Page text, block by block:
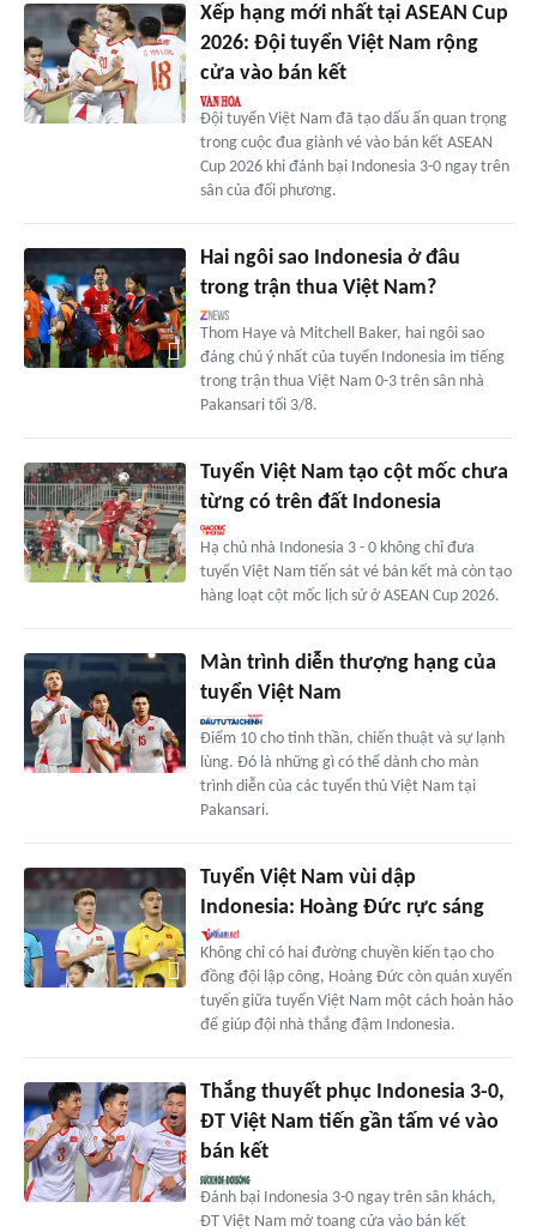
Xếp hạng mới nhất tại ASEAN Cup
2026: Đội tuyển Việt Nam rộng
cửa vào bán kết
Đội tuyển Việt Nam đã tạo dấu ấn quan trọng
trong cuộc đua giành vé vào bán kết ASEAN
Cup 2026 khi đánh bại Indonesia 3-0 ngay trên
sân của đối phương.
Hai ngôi sao Indonesia ở đâu
trong trận thua Việt Nam?
Thom Haye và Mitchell Baker, hai ngôi sao
đáng chú ý nhất của tuyển Indonesia im tiếng
trong trận thua Việt Nam 0-3 trên sân nhà
Pakansari tối 3/8.
Tuyển Việt Nam tạo cột mốc chưa
từng có trên đất Indonesia
Hạ chủ nhà Indonesia 3 - 0 không chỉ đưa
tuyển Việt Nam tiến sát vé bán kết mà còn tạo
hàng loạt cột mốc lịch sử ở ASEAN Cup 2026.
Màn trình diễn thượng hạng của
tuyển Việt Nam
Điểm 10 cho tinh thần, chiến thuật và sự lạnh
lùng. Đó là những gì có thể dành cho màn
trình diễn của các tuyển thủ Việt Nam tại
Pakansari.
Tuyển Việt Nam vùi dập
Indonesia: Hoàng Đức rực sáng
Không chỉ có hai đường chuyền kiến tạo cho
đồng đội lập công, Hoàng Đức còn quán xuyến
tuyến giữa tuyển Việt Nam một cách hoàn hảo
để giúp đội nhà thắng đậm Indonesia.
Thắng thuyết phục Indonesia 3-0,
ĐT Việt Nam tiến gần tấm vé vào
bán kết
Đánh bại Indonesia 3-0 ngay trên sân khách,
ĐT Việt Nam mở toang cửa vào bán kết